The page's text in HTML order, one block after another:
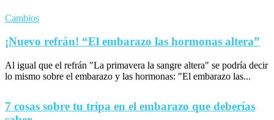
Cambios
¡Nuevo refrán! “El embarazo las hormonas altera”
Al igual que el refrán "La primavera la sangre altera" se podría decir
lo mismo sobre el embarazo y las hormonas: "El embarazo las...
7 cosas sobre tu tripa en el embarazo que deberías